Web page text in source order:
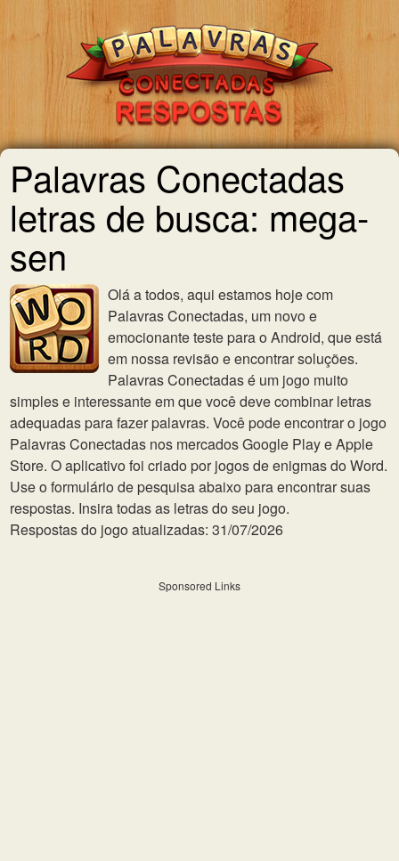
Palavras Conectadas
letras de busca: mega-
sen
Olá a todos, aqui estamos hoje com
Palavras Conectadas, um novo e
emocionante teste para o Android, que está
em nossa revisão e encontrar soluções.
Palavras Conectadas é um jogo muito
simples e interessante em que você deve combinar letras
adequadas para fazer palavras. Você pode encontrar o jogo
Palavras Conectadas nos mercados Google Play e Apple
Store. O aplicativo foi criado por jogos de enigmas do Word.
Use o formulário de pesquisa abaixo para encontrar suas
respostas. Insira todas as letras do seu jogo.
Respostas do jogo atualizadas: 31/07/2026
Sponsored Links